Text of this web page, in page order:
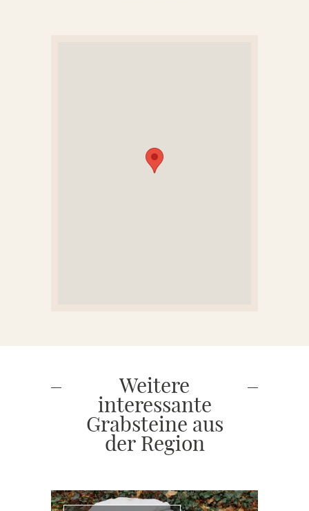
Weitere
interessante
Grabsteine aus
der Region